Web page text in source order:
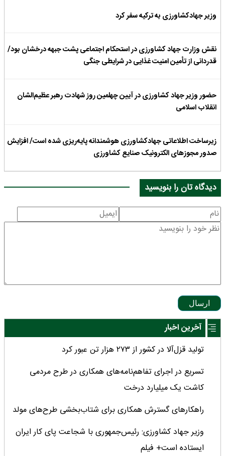
وزیر جهادکشاورزی به ترکیه سفر کرد
نقش وزارت جهاد کشاورزی در استحکام اجتماعی پشت جبهه درخشان بود/
قدردانی از تأمین امنیت غذایی در شرایطی جنگی
حضور وزیر جهاد کشاورزی در آیین چهلمین روز شهادت رهبر عظیم‌الشان
انقلاب اسلامی
زیرساخت اطلاعاتی جهادکشاورزی هوشمندانه پایه‌ریزی شده است/ افزایش
صدور مجوزهای الکترونیک صنایع کشاورزی
دیدگاه تان را بنویسید
ارسال
آخرین اخبار
تولید قزل‌آلا در کشور از ۲۷۳ هزار تن عبور کرد
تسریع در اجرای تفاهم‌نامه‌های همکاری در طرح مردمی
کاشت یک میلیارد درخت
راهکارهای گسترش همکاری برای شتاب‌بخشی طرح‌های مولد
وزیر جهاد کشاورزی: رئیس‌جمهوری با شجاعت پای کار ایران
ایستاده است+ فیلم